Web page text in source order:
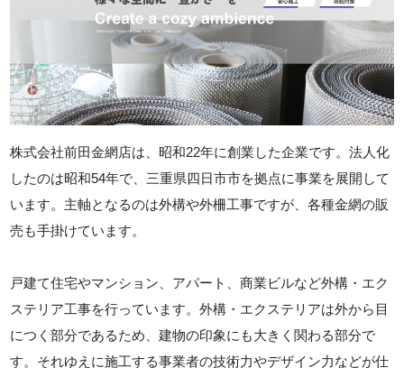
株式会社前田金網店は、昭和22年に創業した企業です。法人化
したのは昭和54年で、三重県四日市市を拠点に事業を展開して
います。主軸となるのは外構や外柵工事ですが、各種金網の販
売も手掛けています。
戸建て住宅やマンション、アパート、商業ビルなど外構・エク
ステリア工事を行っています。外構・エクステリアは外から目
につく部分であるため、建物の印象にも大きく関わる部分で
す。それゆえに施工する事業者の技術力やデザイン力などが仕